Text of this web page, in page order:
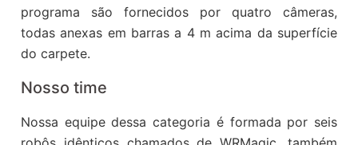
programa são fornecidos por quatro câmeras,
todas anexas em barras a 4 m acima da superfície
do carpete.
Nosso time
Nossa equipe dessa categoria é formada por seis